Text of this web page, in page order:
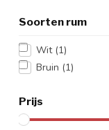
Soorten rum
Wit (1)
Bruin (1)
Prijs